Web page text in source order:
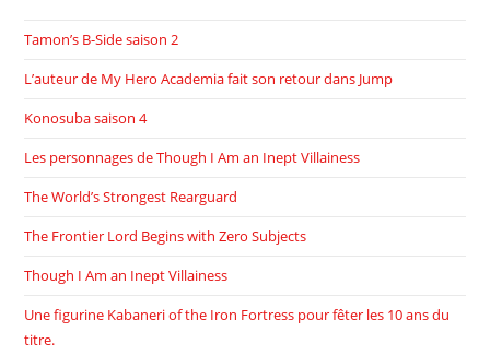
Tamon’s B-Side saison 2
L’auteur de My Hero Academia fait son retour dans Jump
Konosuba saison 4
Les personnages de Though I Am an Inept Villainess
The World’s Strongest Rearguard
The Frontier Lord Begins with Zero Subjects
Though I Am an Inept Villainess
Une figurine Kabaneri of the Iron Fortress pour fêter les 10 ans du
titre.